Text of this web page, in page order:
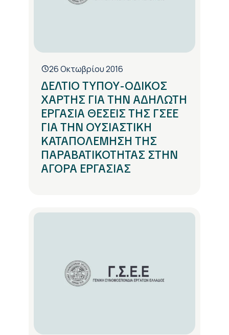
26 Οκτωβρίου 2016
ΔΕΛΤΙΟ ΤΥΠΟΥ-ΟΔΙΚΟΣ
ΧΑΡΤΗΣ ΓΙΑ ΤΗΝ ΑΔΗΛΩΤΗ
ΕΡΓΑΣΙΑ ΘΕΣΕΙΣ ΤΗΣ ΓΣΕΕ
ΓΙΑ ΤΗΝ ΟΥΣΙΑΣΤΙΚΗ
ΚΑΤΑΠΟΛΕΜΗΣΗ ΤΗΣ
ΠΑΡΑΒΑΤΙΚΟΤΗΤΑΣ ΣΤΗΝ
ΑΓΟΡΑ ΕΡΓΑΣΙΑΣ